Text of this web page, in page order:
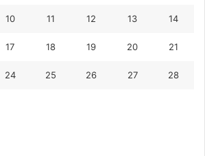
10 11 12 13 14
17 18 19 20 21
24 25 26 27 28